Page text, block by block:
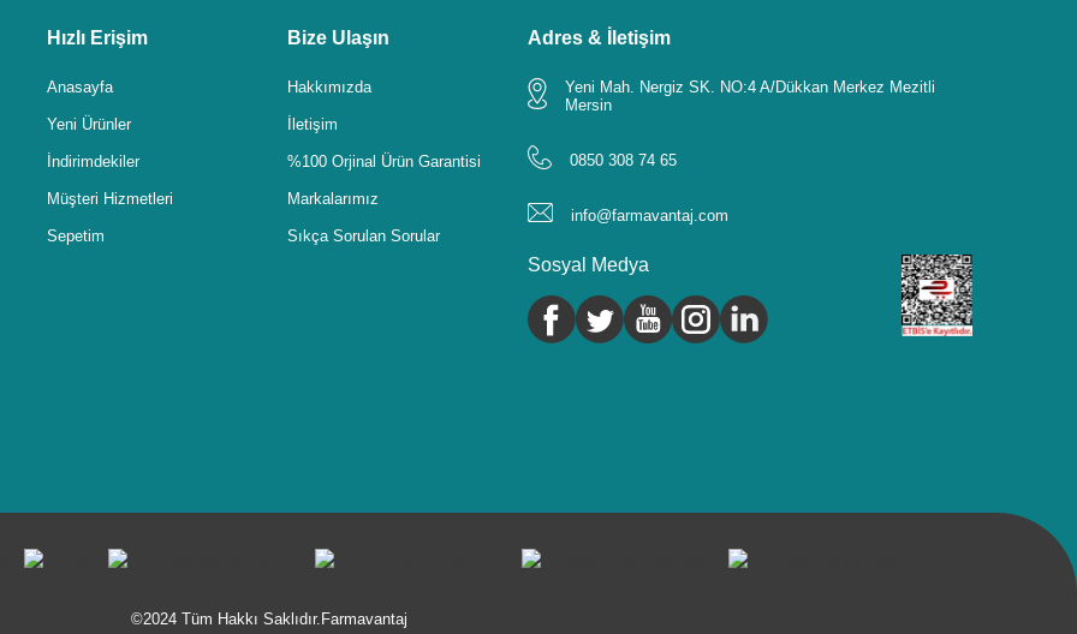
Hızlı Erişim
Anasayfa
Yeni Ürünler
İndirimdekiler
Müşteri Hizmetleri
Sepetim
Bize Ulaşın
Hakkımızda
İletişim
%100 Orjinal Ürün Garantisi
Markalarımız
Sıkça Sorulan Sorular
Adres & İletişim
Yeni Mah. Nergiz SK. NO:4 A/Dükkan Merkez Mezitli
Mersin
0850 308 74 65
info@farmavantaj.com
Sosyal Medya
©2024 Tüm Hakkı Saklıdır.Farmavantaj